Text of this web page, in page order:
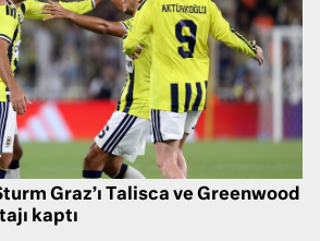
Graz’ı Talisca ve Greenwood
kaptı